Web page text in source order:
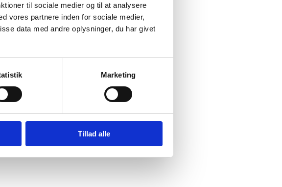
til sociale medier og til at analysere
vores partnere inden for sociale medier,
data med andre oplysninger, du har givet
Marketing
Tillad alle